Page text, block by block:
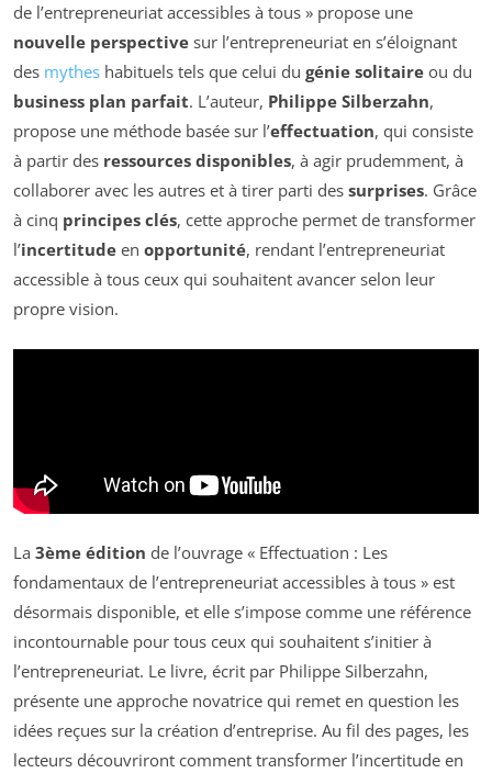
de l’entrepreneuriat accessibles à tous » propose une
nouvelle perspective sur l’entrepreneuriat en s’éloignant
des mythes habituels tels que celui du génie solitaire ou du
business plan parfait. L’auteur, Philippe Silberzahn,
propose une méthode basée sur l’effectuation, qui consiste
à partir des ressources disponibles, à agir prudemment, à
collaborer avec les autres et à tirer parti des surprises. Grâce
à cinq principes clés, cette approche permet de transformer
l’incertitude en opportunité, rendant l’entrepreneuriat
accessible à tous ceux qui souhaitent avancer selon leur
propre vision.
La 3ème édition de l’ouvrage « Effectuation : Les
fondamentaux de l’entrepreneuriat accessibles à tous » est
désormais disponible, et elle s’impose comme une référence
incontournable pour tous ceux qui souhaitent s’initier à
l’entrepreneuriat. Le livre, écrit par Philippe Silberzahn,
présente une approche novatrice qui remet en question les
idées reçues sur la création d’entreprise. Au fil des pages, les
lecteurs découvriront comment transformer l’incertitude en